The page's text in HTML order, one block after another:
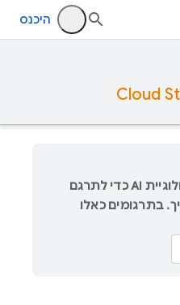
היכנס
Cloud
‫Google משתמשת בטכנולוגיית AI כדי לתרגם
בתרגומים כאלו